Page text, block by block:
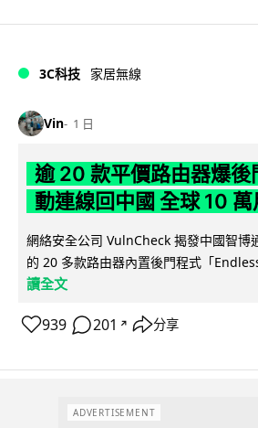
3C科技 家居無線
Vin 1 日
逾 20 款平價路由器爆後
動連線回中國 全球 10
網絡安全公司 VulnCheck 揭發中國智
的 20 多款路由器內置後門程式「
讀全文
939 201 ↗ 分享
ADVERTISEMENT